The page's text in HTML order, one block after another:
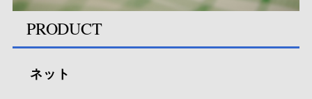
PRODUCT
ネット